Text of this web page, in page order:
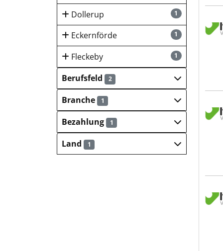
1
Dollerup
1
Eckernförde
1
Fleckeby
Berufsfeld
2
Branche 1
Bezahlung 1
Land 1